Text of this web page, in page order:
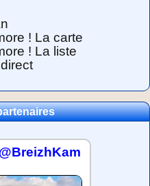
! La carte
! La liste